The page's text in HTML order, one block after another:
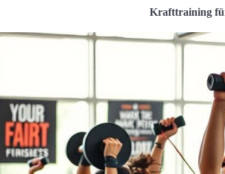
Krafttraining